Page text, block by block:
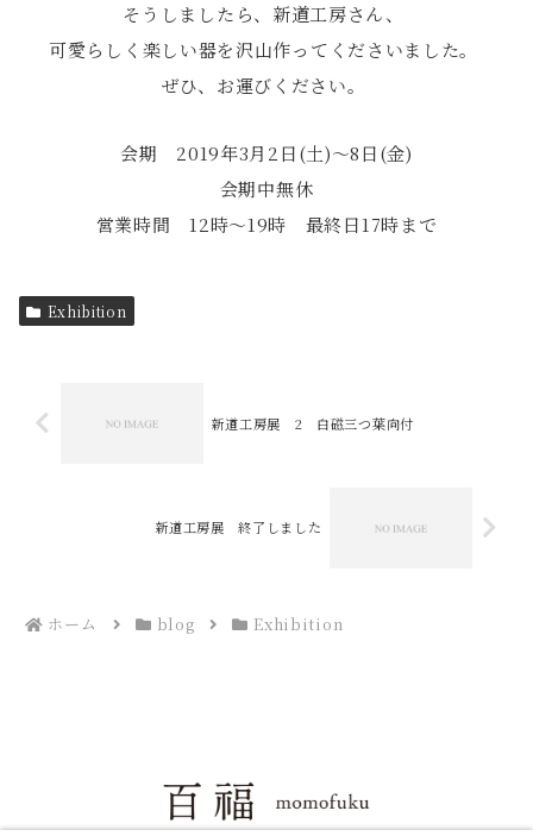
そうしましたら、新道工房さん、
可愛らしく楽しい器を沢山作ってくださいました。
ぜひ、お運びください。
会期 2019年3月2日(土)〜8日(金)
会期中無休
営業時間 12時～19時 最終日17時まで
Exhibition
新道工房展 2 白磁三つ葉向付
新道工房展 終了しました
ホーム blog Exhibition